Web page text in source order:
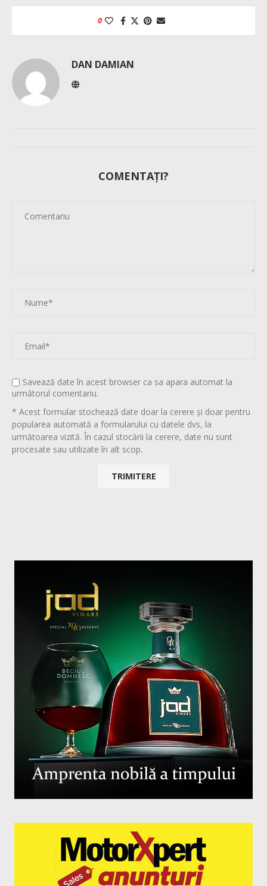
0
DAN DAMIAN
COMENTAȚI?
Savează date în acest browser ca sa apara automat la
următorul comentariu.
* Acest formular stochează date doar la cerere și doar pentru
popularea automată a formularului cu datele dvs, la
următoarea vizită. În cazul stocării la cerere, date nu sunt
procesate sau utilizate în alt scop.